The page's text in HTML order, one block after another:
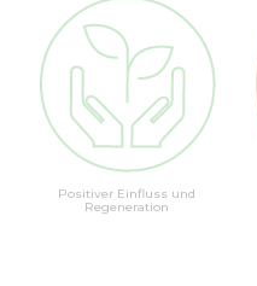
Positiver Einfluss und
Regeneration